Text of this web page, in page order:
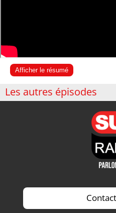
Afficher le résumé
Les autres épisodes